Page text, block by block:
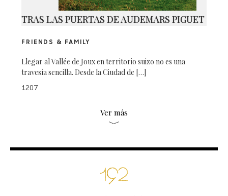
TRAS LAS PUERTAS DE AUDEMARS PIGUET
FRIENDS & FAMILY
Llegar al Vallée de Joux en territorio suizo no es una
travesía sencilla. Desde la Ciudad de […]
1207
Ver más